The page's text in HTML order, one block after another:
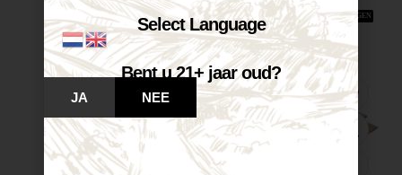
SELECTEER OPTIES VOEG TOE AAN WINKELWAGEN
Select Language
Bent u 21+ jaar oud?
JA NEE